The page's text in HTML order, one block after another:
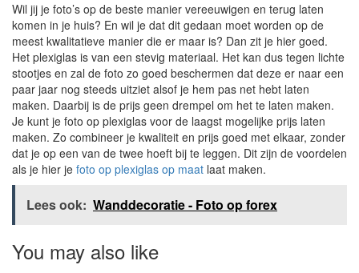
Wil jij je foto’s op de beste manier vereeuwigen en terug laten
komen in je huis? En wil je dat dit gedaan moet worden op de
meest kwalitatieve manier die er maar is? Dan zit je hier goed.
Het plexiglas is van een stevig materiaal. Het kan dus tegen lichte
stootjes en zal de foto zo goed beschermen dat deze er naar een
paar jaar nog steeds uitziet alsof je hem pas net hebt laten
maken. Daarbij is de prijs geen drempel om het te laten maken.
Je kunt je foto op plexiglas voor de laagst mogelijke prijs laten
maken. Zo combineer je kwaliteit en prijs goed met elkaar, zonder
dat je op een van de twee hoeft bij te leggen. Dit zijn de voordelen
als je hier je foto op plexiglas op maat laat maken.
Lees ook: Wanddecoratie - Foto op forex
You may also like